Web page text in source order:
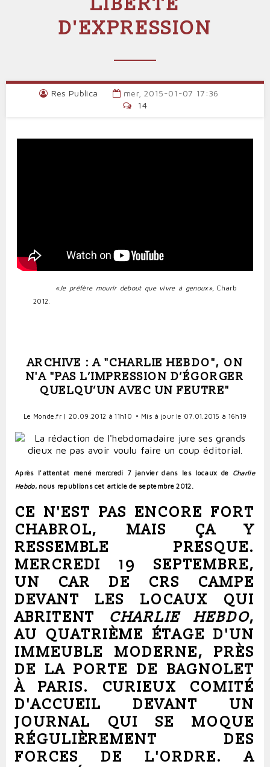
D'EXPRESSION
Res Publica
mer, 2015-01-07 17:36
14
«Je préfère mourir debout que vivre à genoux», Charb
2012.
ARCHIVE : A "CHARLIE HEBDO", ON
N'A "PAS L’IMPRESSION D’ÉGORGER
QUELQU’UN AVEC UN FEUTRE"
Le Monde.fr | 20.09.2012 à 11h10 • Mis à jour le 07.01.2015 à 16h19
Après l'attentat mené mercredi 7 janvier dans les locaux de Charlie
Hebdo, nous republions cet article de septembre 2012.
CE N'EST PAS ENCOREFORT
CHABROL, MAIS ÇA Y
RESSEMBLE PRESQUE.
MERCREDI 19 SEPTEMBRE,
UN CAR DE CRS CAMPE
DEVANT LES LOCAUX QUI
ABRITENT CHARLIE HEBDO,
AU QUATRIÈME ÉTAGE D'UN
IMMEUBLE MODERNE, PRÈS
DE LA PORTE DE BAGNOLET
ÀPARIS. CURIEUX COMITÉ
D'ACCUEIL DEVANT UN
JOURNAL QUI SE MOQUE
RÉGULIÈREMENT DES
FORCES DE L'ORDRE. A